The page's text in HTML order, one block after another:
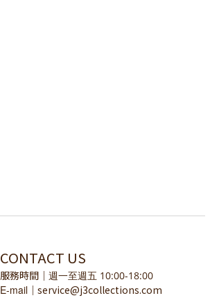
CONTACT US
服務時間 ｜ 週一至週五 10:00-18:00
E-mail ｜ service@j3collections.com